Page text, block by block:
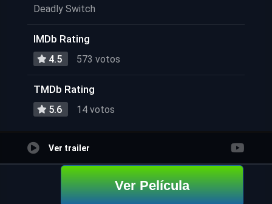
Deadly Switch
IMDb Rating
4.5 573 votos
TMDb Rating
5.6 14 votos
Ver trailer
Ver Película